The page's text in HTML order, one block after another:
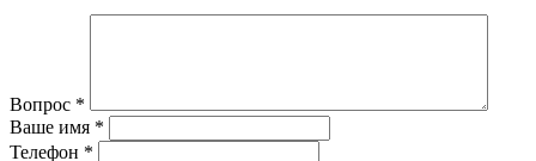
Вопрос *
Ваше имя *
Телефон *